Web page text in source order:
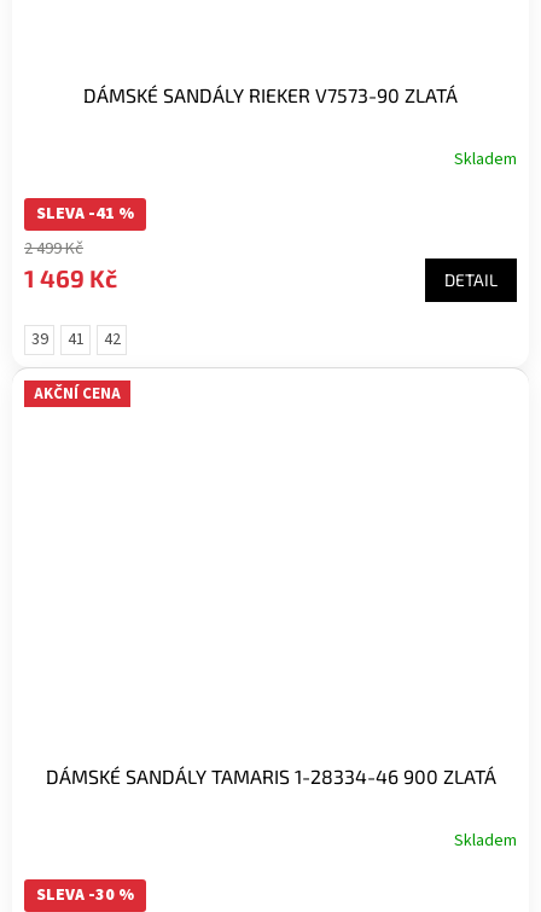
DÁMSKÉ SANDÁLY RIEKER V7573-90 ZLATÁ
Skladem
SLEVA -41 %
2 499 Kč
1 469 Kč DETAIL
39 41 42
AKČNÍ CENA
DÁMSKÉ SANDÁLY TAMARIS 1-28334-46 900 ZLATÁ
Skladem
SLEVA -30 %